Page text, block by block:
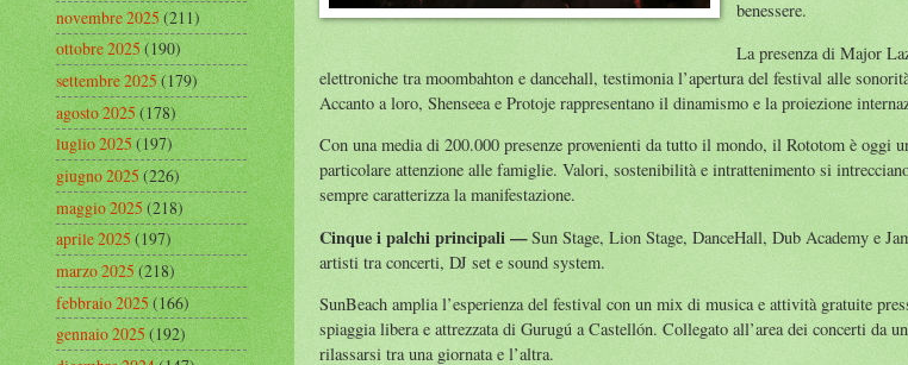
benessere.
La presenza di Major
elettroniche tra moombahton e dancehall, testimonia l’apertura del festival alle
Accanto a loro, Shenseea e Protoje rappresentano il dinamismo e la proiezione
Con una media di 200.000 presenze provenienti da tutto il mondo, il Rototom è oggi
particolare attenzione alle famiglie. Valori, sostenibilità e intrattenimento si
sempre caratterizza la manifestazione.
Cinque i palchi principali —Sun Stage, Lion Stage, DanceHall, Dub Academy e
artisti tra concerti, DJ set e sound system.
SunBeach amplia l’esperienza del festival con un mix di musica e attività gratuite
spiaggia libera e attrezzata di Gurugú a Castellón. Collegato all’area dei concerti da
rilassarsi tra una giornata e l’altra.
novembre 2025(211)
ottobre 2025(190)
settembre 2025(179)
agosto 2025(178)
luglio 2025(197)
giugno 2025(226)
maggio 2025(218)
aprile 2025(197)
marzo 2025(218)
febbraio 2025(166)
gennaio 2025(192)